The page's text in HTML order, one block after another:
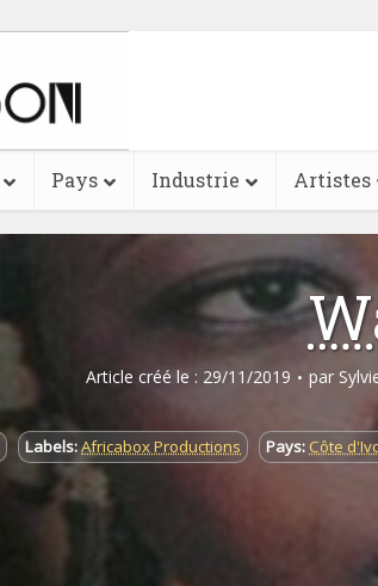
Pays Industrie Artistes
Article créé le : 29/11/2019 par
Labels:Africabox Productions Pays: Côte